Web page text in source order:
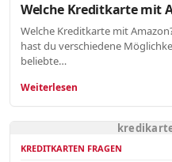
Welche Kreditkarte mit
Welche Kreditkarte mit
hast du verschiedene
beliebte…
Weiterlesen
KREDITKARTEN FRAGEN